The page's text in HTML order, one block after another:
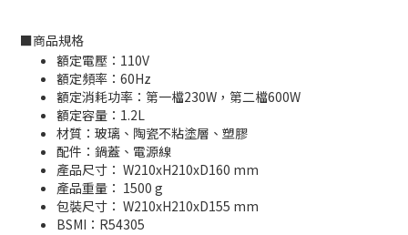
■商品規格
額定電壓：110V
額定頻率：60Hz
額定消耗功率：第一檔230W，第二檔600W
額定容量：1.2L
材質：玻璃、陶瓷不粘塗層、塑膠
配件：鍋蓋、電源線
產品尺寸： W210xH210xD160 mm
產品重量： 1500 g
包裝尺寸： W210xH210xD155 mm
BSMI： R54305